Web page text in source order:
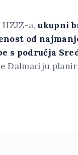
a,ukupni
od
s područja
Dalmaciju